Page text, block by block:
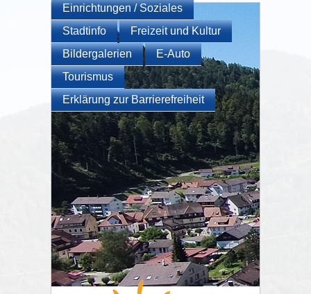
Einrichtungen / Soziales
Stadtinfo
Freizeit und Kultur
Bildergalerien
E-Auto
Tourismus
Erklärung zur Barrierefreiheit